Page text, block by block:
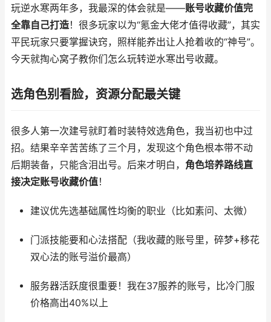
玩逆水寒两年多，我最深的体会就是——账号收藏价值完
全靠自己打造！很多玩家以为“氪金大佬才值得收藏”，其实
平民玩家只要掌握诀窍，照样能养出让人抢着收的“神号”。
今天就掏心窝子教你们怎么玩转逆水寒出号收藏。
选角色别看脸，资源分配最关键
很多人第一次建号就盯着时装特效选角色，我当初也中过
招。结果辛辛苦苦练了三个月，发现这个角色根本带不动
后期装备，只能含泪出号。后来才明白， 角色培养路线直
接决定账号收藏价值！
建议优先选基础属性均衡的职业（比如素问、太微）
门派技能要和心法搭配（我收藏的账号里，碎梦+移花
双心法的账号溢价最高）
服务器活跃度很重要！我在37服养的账号，比冷门服
价格高出40%以上